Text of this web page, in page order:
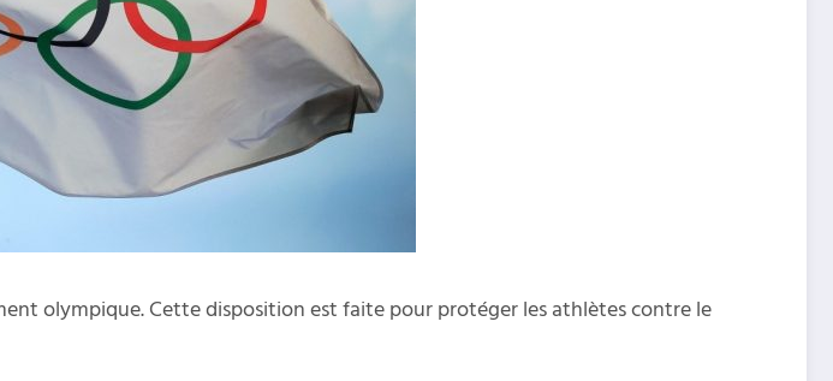
olympique. Cette disposition est faite pour protéger les athlètes contre le